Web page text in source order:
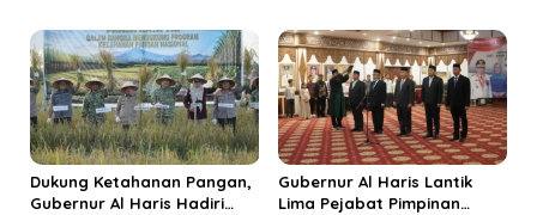
Ekonomi Rakyat
Jadi Destinasi Wisata
Budaya Unggulan
Dukung Ketahanan Pangan,
Gubernur Al Haris Hadiri
Gubernur Al Haris Lantik
Lima Pejabat Pimpinan